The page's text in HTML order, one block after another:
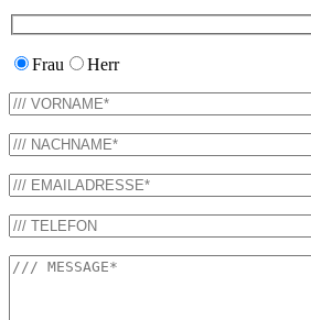
Frau Herr
Bitte lasse dieses Feld leer.